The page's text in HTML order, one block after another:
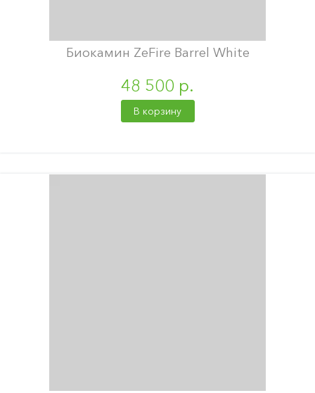
Биокамин ZeFire Barrel White
48 500 р.
В корзину